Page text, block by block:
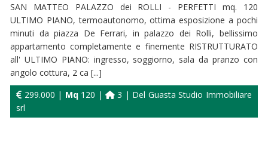
SAN MATTEO PALAZZO dei ROLLI - PERFETTI mq. 120
ULTIMO PIANO, termoautonomo, ottima esposizione a pochi
minuti da piazza De Ferrari, in palazzo dei Rolli, bellissimo
appartamento completamente e finemente RISTRUTTURATO
all' ULTIMO PIANO: ingresso, soggiorno, sala da pranzo con
angolo cottura, 2 ca [...]
299.000 | Mq120 |
3 | Del Guasta Studio Immobiliare
srl